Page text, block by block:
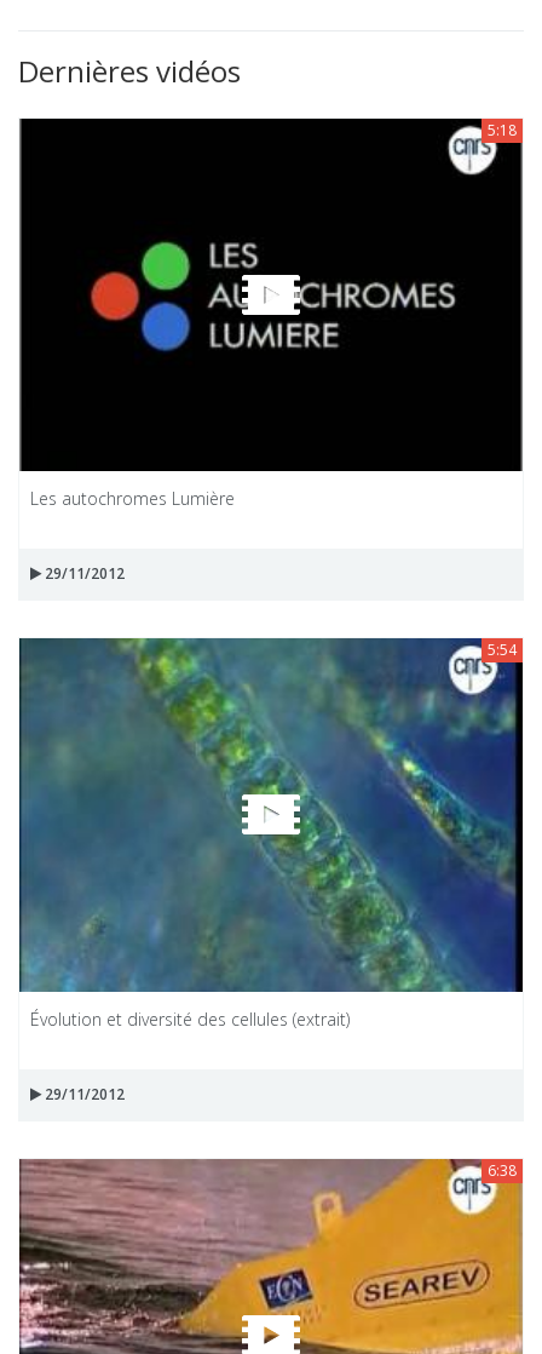
Dernières vidéos
5:18
Les autochromes Lumière
29/11/2012
5:54
Évolution et diversité des cellules (extrait)
29/11/2012
6:38